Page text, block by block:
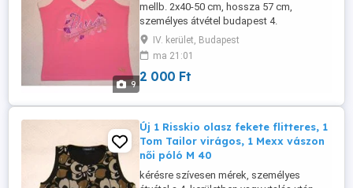
9
mellb. 2x40-50 cm, hossza 57 cm,
személyes átvétel budapest 4.
káposztásmegyeren vagy utalás után
postázom. 1 db 2000.-Ft
IV. kerület, Budapest
ma 21:01
2 000 Ft
Új 1 Risskio olasz fekete flitteres, 1
Tom Tailor virágos, 1 Mexx vászon
női póló M 40
kérésre szívesen mérek, személyes